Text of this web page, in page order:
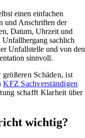
einen einfachen
und Anschriften der
Datum, Uhrzeit und
Unfallhergang sachlich
Unfallstelle und von den
sinnvoll.
Schäden, ist
KFZ Sachverständigen
schafft Klarheit über
wichtig?